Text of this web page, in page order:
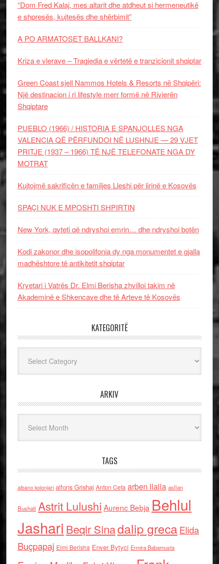
“Dom Fred Kalaj, mes altarit dhe atdheut si hermeneutikë
e shpresës, kujtesës dhe shërbimit”
A PO ARMATOSET BALLKANI?
Kriza e vlerave – Tragjedia e vërtetë e tranzicionit shqiptar
Green Coast sjell Nammos Hotels & Resorts në Shqipëri:
Një destinacion i ri lifestyle merr formë në Rivierën
Shqiptare
PUEBLO (1966) / HISTORIA E SPANJOLLES NGA
VALENCIA QË PËRFUNDOI NË LUSHNJE — 29 VJET
PRITJE (1937 – 1966) TË NJË TELEFONATE NGA DY
MOTRAT
Kujtojmë sakrificën e familjes Lleshi për lirinë e Kosovës
SPAÇI NUK E MPOSHTI SHPIRTIN
New York, qyteti që ndryshoi emrin… dhe ndryshoi botën
Kodi zakonor dhe isopolifonia dy nga monumentet e gjalla
madhështore të antikitetit shqiptar
Kryetari i Vatrës Dr. Elmi Berisha zhvilloi takim në
Akademinë e Shkencave dhe të Arteve të Kosovës
KATEGORITË
ARKIV
TAGS
albano kolonjari alfons Grishaj Anton Cefa arben llalla asllan
Bushati Astrit Lulushi Aurenc Bebja Behlul
Jashari Beqir Sinadalip grecaElida
Buçpapaj Elmi Berisha Enver Bytyci Ermira Babamusta